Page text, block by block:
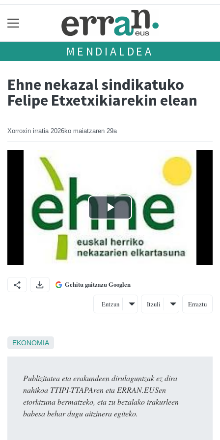
MENDIALDEA
Ehne nekazal sindikatuko
Felipe Etxetxikiarekin elean
Xorroxin irratia 2026ko maiatzaren 29a
Gehitu gaitzazu Googlen
Entzun Itzuli Erraztu
EKONOMIA
Publizitatea eta erakundeen dirulaguntzak ez dira
nahikoa TTIPI-TTAPAren eta ERRAN.EUSen
etorkizuna bermatzeko, eta zu bezalako irakurleen
babesa behar dugu aitzinera egiteko.